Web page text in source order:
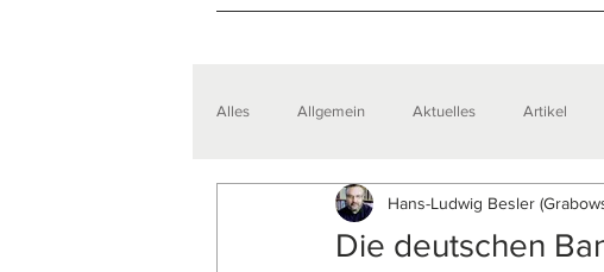
Alles Allgemein Aktuelles Artikel
Veranstaltungen Zitate Ausstellungen
Die deutschen
Hans-Ludwig Besler